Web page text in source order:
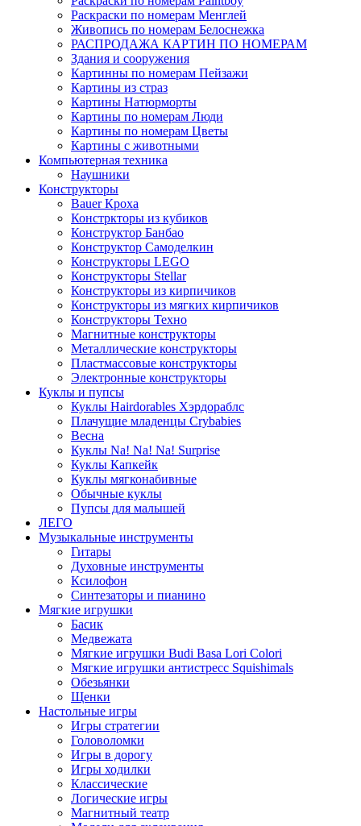
Раскраски по номерам Менглей
Живопись по номерам Белоснежка
РАСПРОДАЖА КАРТИН ПО НОМЕРАМ
Здания и сооружения
Картинны по номерам Пейзажи
Картины из страз
Картины Натюрморты
Картины по номерам Люди
Картины по номерам Цветы
Картины с животными
Компьютерная техника
Наушники
Конструкторы
Bauer Кроха
Констркторы из кубиков
Конструктор Банбао
Конструктор Самоделкин
Конструкторы LEGO
Конструкторы Stellar
Конструкторы из кирпичиков
Конструкторы из мягких кирпичиков
Конструкторы Техно
Магнитные конструкторы
Металлические конструкторы
Пластмассовые конструкторы
Электронные конструкторы
Куклы и пупсы
Куклы Hairdorables Хэрдораблс
Плачущие младенцы Crybabies
Весна
Куклы Na! Na! Na! Surprise
Куклы Капкейк
Куклы мягконабивные
Обычные куклы
Пупсы для малышей
ЛЕГО
Музыкальные инструменты
Гитары
Духовные инструменты
Ксилофон
Синтезаторы и пианино
Мягкие игрушки
Басик
Медвежата
Мягкие игрушки Budi Basa Lori Colori
Мягкие игрушки антистресс Squishimals
Обезьянки
Щенки
Настольные игры
Игры стратегии
Головоломки
Игры в дорогу
Игры ходилки
Классические
Логические игры
Магнитный театр